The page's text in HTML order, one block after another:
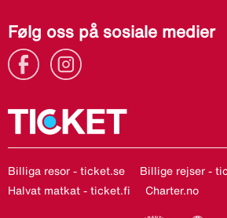
Følg oss på sosiale medier
Billiga resor - ticket.se
Billige rejser -
Halvat matkat - ticket.fi
Charter.no